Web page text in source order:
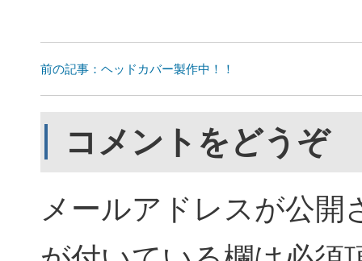
前の記事：ヘッドカバー製作中！！
コメントをどうぞ
メールアドレスが公